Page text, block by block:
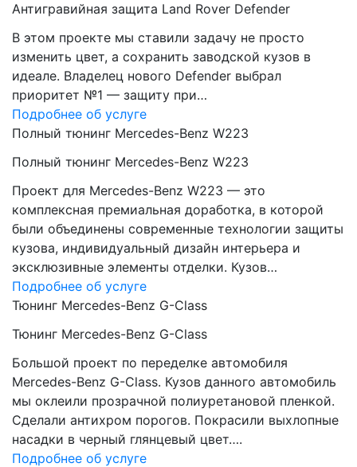
Антигравийная защита Land Rover Defender
В этом проекте мы ставили задачу не просто
изменить цвет, а сохранить заводской кузов в
идеале. Владелец нового Defender выбрал
приоритет №1 — защиту при…
Подробнее об услуге
Полный тюнинг Mercedes-Benz W223
Полный тюнинг Mercedes-Benz W223
Проект для Mercedes-Benz W223 — это
комплексная премиальная доработка, в которой
были объединены современные технологии защиты
кузова, индивидуальный дизайн интерьера и
эксклюзивные элементы отделки. Кузов…
Подробнее об услуге
Тюнинг Mercedes-Benz G-Class
Тюнинг Mercedes-Benz G-Class
Большой проект по переделке автомобиля
Mercedes-Benz G-Class. Кузов данного автомобиль
мы оклеили прозрачной полиуретановой пленкой.
Сделали антихром порогов. Покрасили выхлопные
насадки в черный глянцевый цвет….
Подробнее об услуге